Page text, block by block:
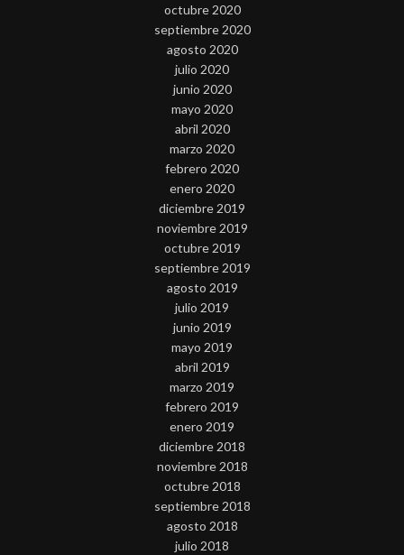
octubre 2020
septiembre 2020
agosto 2020
julio 2020
junio 2020
mayo 2020
abril 2020
marzo 2020
febrero 2020
enero 2020
diciembre 2019
noviembre 2019
octubre 2019
septiembre 2019
agosto 2019
julio 2019
junio 2019
mayo 2019
abril 2019
marzo 2019
febrero 2019
enero 2019
diciembre 2018
noviembre 2018
octubre 2018
septiembre 2018
agosto 2018
julio 2018